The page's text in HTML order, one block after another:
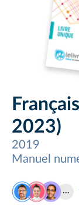
2023)
2019
Manuel